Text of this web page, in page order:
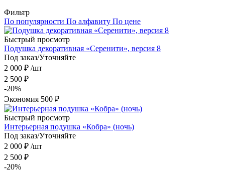
Фильтр
По популярности По алфавиту По цене
Быстрый просмотр
Подушка декоративная «Серенити», версия 8
Под заказ/Уточняйте
2 000 ₽ /шт
2 500 ₽
-20%
Экономия 500 ₽
Быстрый просмотр
Интерьерная подушка «Кобра» (ночь)
Под заказ/Уточняйте
2 000 ₽ /шт
2 500 ₽
-20%